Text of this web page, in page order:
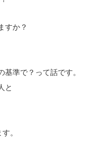
すか？
準で？って話です。
と
。